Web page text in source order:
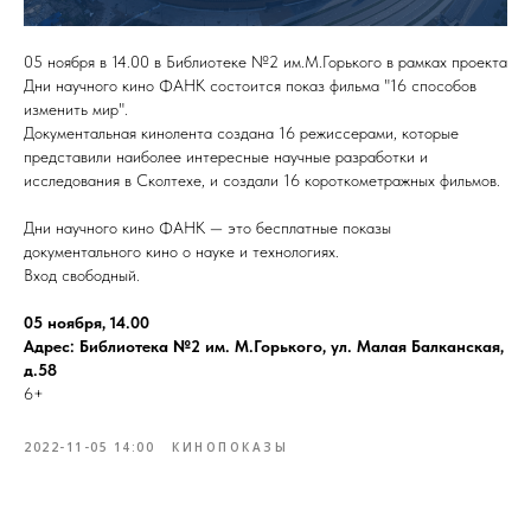
05 ноября в 14.00 в Библиотеке №2 им.М.Горького в рамках проекта
Дни научного кино ФАНК состоится показ фильма "16 способов
изменить мир".
Документальная кинолента создана 16 режиссерами, которые
представили наиболее интересные научные разработки и
исследования в Сколтехе, и создали 16 короткометражных фильмов.
Дни научного кино ФАНК — это бесплатные показы
документального кино о науке и технологиях.
Вход свободный.
05 ноября, 14.00
Адрес: Библиотека №2 им. М.Горького, ул. Малая Балканская,
д.58
6+
2022-11-05 14:00 КИНОПОКАЗЫ